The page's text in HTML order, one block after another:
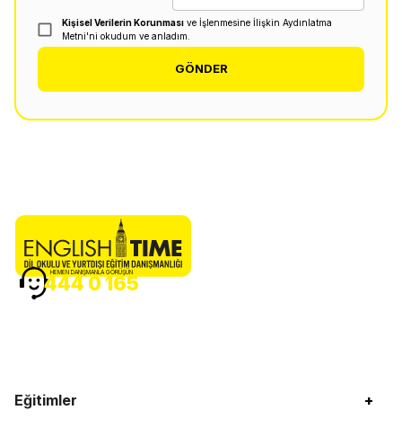
Kişisel Verilerin Korunması ve İşlenmesine İlişkin Aydınlatma
Metni'ni okudum ve anladım.
GÖNDER
Eğitimler +
HEMEN DANIŞMANLA GÖRÜŞÜN
444 0 165